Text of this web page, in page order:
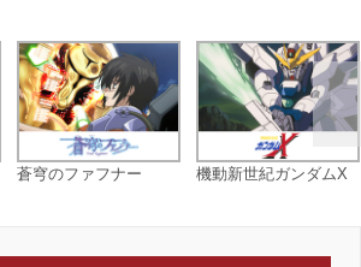
蒼穹のファフナー 機動新世紀ガンダムX